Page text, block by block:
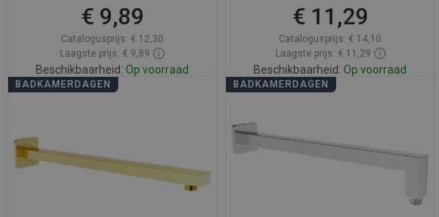
€ 9,89
Catalogusprijs: € 12,30
Laagste prijs: € 9,89
Beschikbaarheid: Op voorraad
€ 11,29
Catalogusprijs: € 14,10
Laagste prijs: € 11,29
Beschikbaarheid: Op voorraad
BADKAMERDAGEN BADKAMERDAGEN